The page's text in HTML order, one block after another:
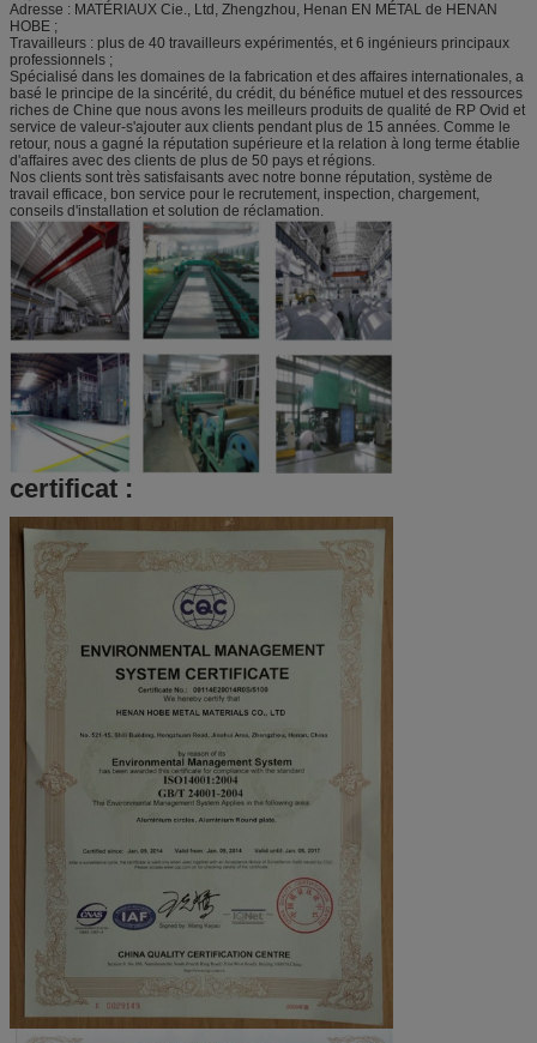
Adresse : MATÉRIAUX Cie., Ltd , Zhengzhou, Henan EN MÉTAL de HENAN
HOBE ;
Travailleurs : plus de 40 travailleurs expérimentés, et 6 ingénieurs principaux
professionnels ;
Spécialisé dans les domaines de la fabrication et des affaires internationales, a
basé le principe de la sincérité, du crédit, du bénéfice mutuel et des ressources
riches de Chine que nous avons les meilleurs produits de qualité de RP Ovid et
service de valeur-s'ajouter aux clients pendant plus de 15 années. Comme le
retour, nous a gagné la réputation supérieure et la relation à long terme établie
d'affaires avec des clients de plus de 50 pays et régions.
Nos clients sont très satisfaisants avec notre bonne réputation, système de
travail efficace, bon service pour le recrutement, inspection, chargement,
conseils d'installation et solution de réclamation.
certificat :